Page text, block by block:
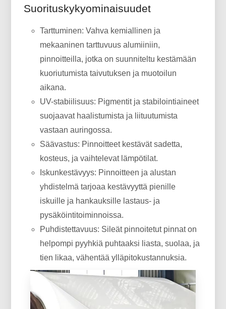
Suorituskykyominaisuudet
Tarttuminen: Vahva kemiallinen ja
mekaaninen tarttuvuus alumiiniin,
pinnoitteilla, jotka on suunniteltu kestämään
kuoriutumista taivutuksen ja muotoilun
aikana.
UV-stabiilisuus: Pigmentit ja stabilointiaineet
suojaavat haalistumista ja liituutumista
vastaan ​​auringossa.
Säävastus: Pinnoitteet kestävät sadetta,
kosteus, ja vaihtelevat lämpötilat.
Iskunkestävyys: Pinnoitteen ja alustan
yhdistelmä tarjoaa kestävyyttä pienille
iskuille ja hankauksille lastaus- ja
pysäköintitoiminnoissa.
Puhdistettavuus: Sileät pinnoitetut pinnat on
helpompi pyyhkiä puhtaaksi liasta, suolaa, ja
tien likaa, vähentää ylläpitokustannuksia.